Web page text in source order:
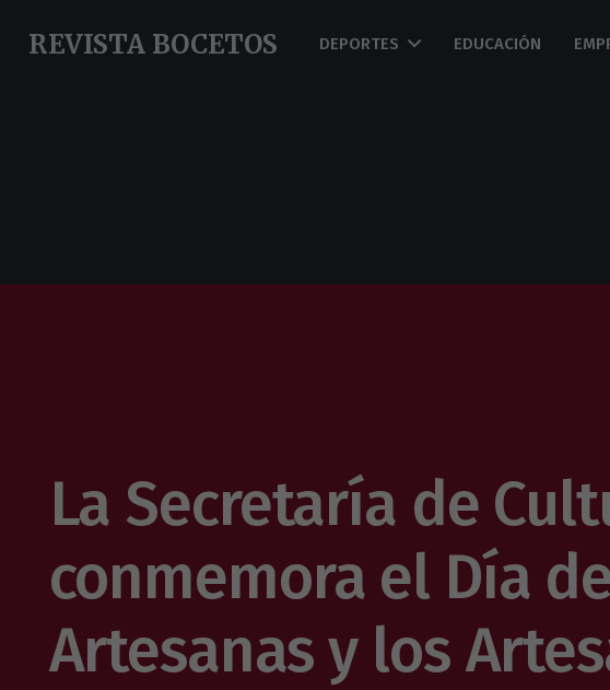
REVISTA BOCETOS DEPORTES EDUCACIÓN
La Secretaría de
conmemora el Día
Artesanas y los